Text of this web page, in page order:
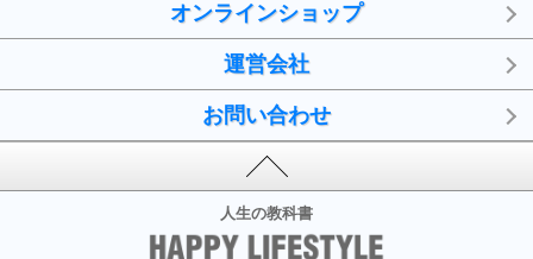
オンラインショップ
運営会社
お問い合わせ
人生の教科書